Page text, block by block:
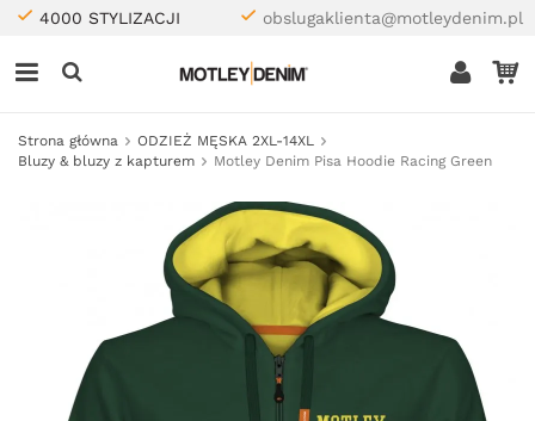
4000 STYLIZACJI obslugaklienta@motleydenim.pl
Strona główna
ODZIEŻ MĘSKA 2XL-14XL
Bluzy & bluzy z kapturem
Motley Denim Pisa Hoodie Racing Green